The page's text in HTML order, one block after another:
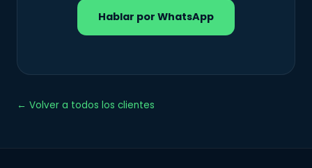
Hablar por WhatsApp
← Volver a todos los clientes